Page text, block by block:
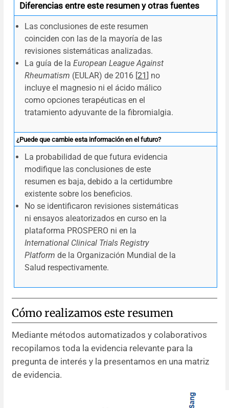
Diferencias entre este resumen y otras fuentes
Las conclusiones de este resumen
coinciden con las de la mayoría de las
revisiones sistemáticas analizadas.
La guía de laEuropean League Against
Rheumatism (EULAR) de 2016 [21] no
incluye el magnesio ni el ácido málico
como opciones terapéuticas en el
tratamiento adyuvante de la fibromialgia.
¿Puede que cambie esta información en el futuro?
La probabilidad de que futura evidencia
modifique las conclusiones de este
resumen es baja, debido a la certidumbre
existente sobre los beneficios.
No se identificaron revisiones sistemáticas
ni ensayos aleatorizados en curso en la
plataforma PROSPERO ni en la
International Clinical Trials Registry
Platform de la Organización Mundial de la
Salud respectivamente.
Cómo realizamos este resumen
Mediante métodos automatizados y colaborativos
recopilamos toda la evidencia relevante para la
pregunta de interés y la presentamos en una matriz
de evidencia.